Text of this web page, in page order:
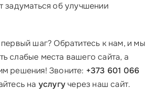
задуматься об улучшении
шаг? Обратитесь к нам, и мы
слабые места вашего сайта, а
решения! Звоните: +373 601 066
на услугучерез наш сайт.